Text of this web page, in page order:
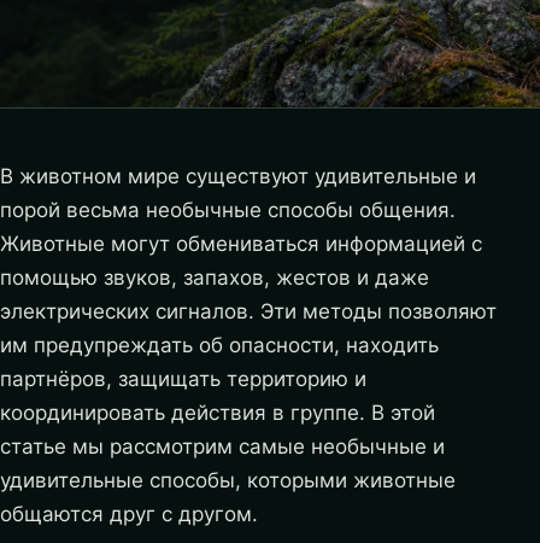
В животном мире существуют удивительные и
порой весьма необычные способы общения.
Животные могут обмениваться информацией с
помощью звуков, запахов, жестов и даже
электрических сигналов. Эти методы позволяют
им предупреждать об опасности, находить
партнёров, защищать территорию и
координировать действия в группе. В этой
статье мы рассмотрим самые необычные и
удивительные способы, которыми животные
общаются друг с другом.